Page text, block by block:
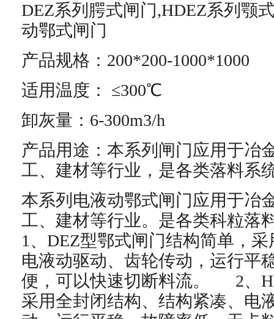
DEZ系列腭式闸门,HDEZ系列颚
动鄂式闸门
产品规格：200*200-1000*1000
适用温度： ≤300℃
卸灰量：6-300m3/h
产品用途：本系列闸门应用于冶
工、建材等行业，是各类落料系
本系列电液动鄂式闸门应用于冶
工、建材等行业。是各类科粒
1、DEZ型鄂式闸门结构简单，
电液动驱动、齿轮传动，运行平
便，可以快速切断料流。 2、
采用全封闭结构、结构紧凑、电